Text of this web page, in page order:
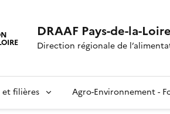
DRAAF Pays-de-la-Loire
Direction régionale de
filières Agro-Environnement -